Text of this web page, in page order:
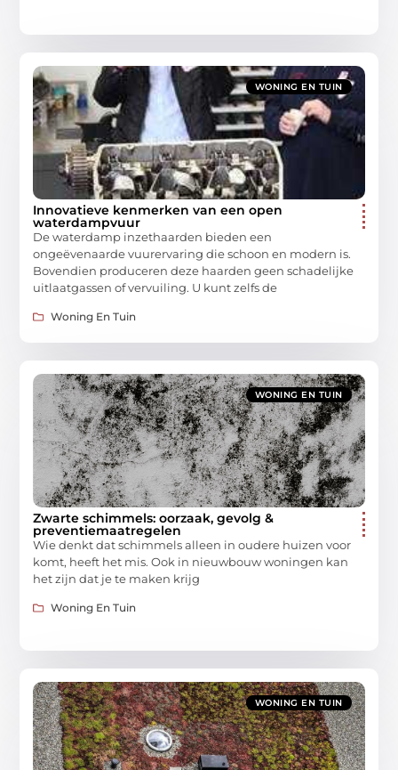
WONING EN TUIN
Innovatieve kenmerken van een open
waterdampvuur
De waterdamp inzethaarden bieden een
ongeëvenaarde vuurervaring die schoon en modern is.
Bovendien produceren deze haarden geen schadelijke
uitlaatgassen of vervuiling. U kunt zelfs de
Woning En Tuin
WONING EN TUIN
Zwarte schimmels: oorzaak, gevolg &
preventiemaatregelen
Wie denkt dat schimmels alleen in oudere huizen voor
komt, heeft het mis. Ook in nieuwbouw woningen kan
het zijn dat je te maken krijg
Woning En Tuin
WONING EN TUIN